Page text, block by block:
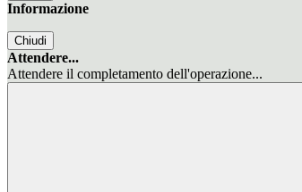
Informazione
Chiudi
Attendere...
Attendere il completamento dell'operazione...